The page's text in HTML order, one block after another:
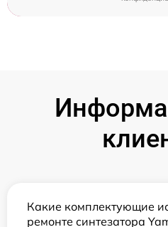
Какие комплектующие
ремонте синтезатора